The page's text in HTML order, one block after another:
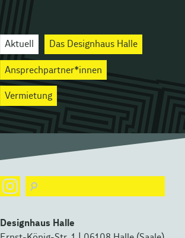
Aktuell Das Designhaus Halle
Ansprechpartner*innen
Vermietung
Designhaus Halle